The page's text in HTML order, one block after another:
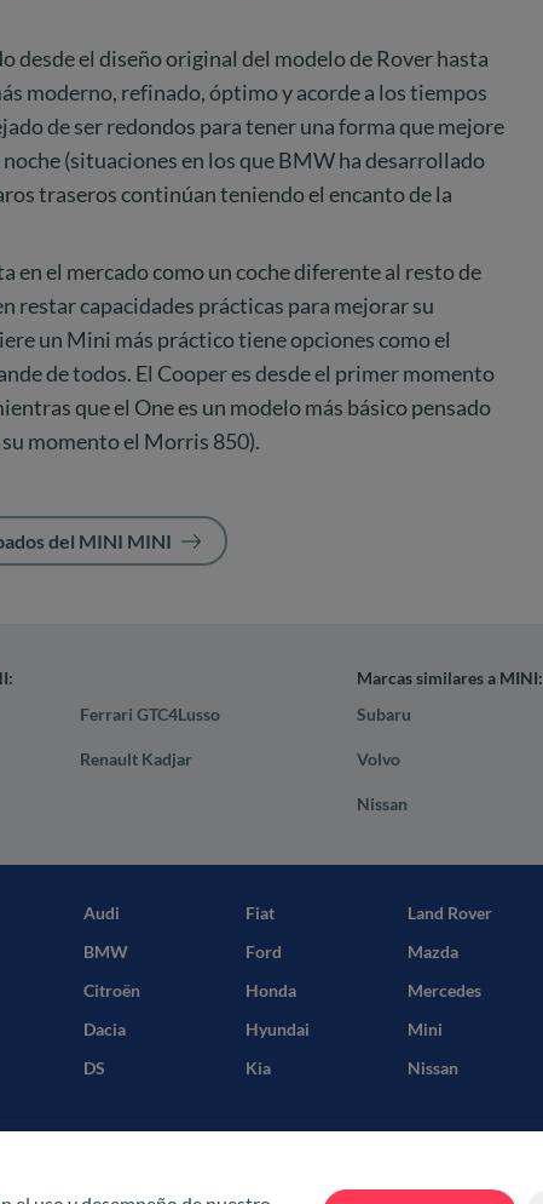
desde el diseño original del modelo de Rover hasta
moderno, refinado, óptimo y acorde a los tiempos
de ser redondos para tener una forma que mejore
(situaciones en los que BMW ha desarrollado
traseros continúan teniendo el encanto de la
en el mercado como un coche diferente al resto de
restar capacidades prácticas para mejorar su
un Mini más práctico tiene opciones como el
de todos. El Cooper es desde el primer momento
que el One es un modelo más básico pensado
momento el Morris 850).
del MINI MINI
Ferrari GTC4Lusso
Renault Kadjar
Marcas similares a MINI:
Subaru
Volvo
Nissan
Audi
BMW
Citroën
Dacia
DS
Fiat
Ford
Honda
Hyundai
Kia
Land Rover
Mazda
Mercedes
Mini
Nissan